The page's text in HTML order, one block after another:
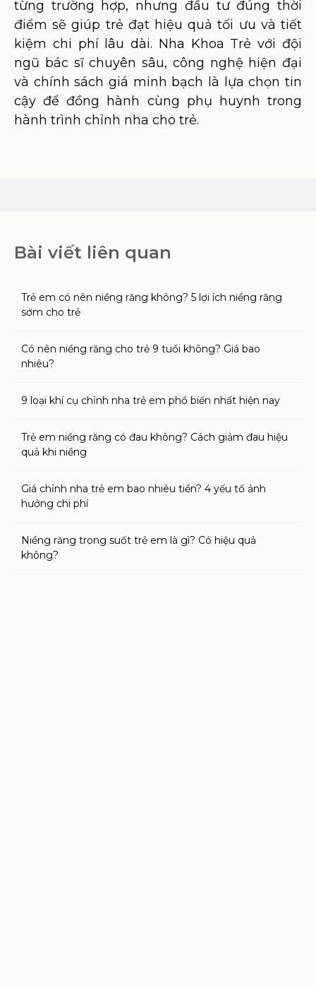
từng trường hợp, nhưng đầu tư đúng thời
điểm sẽ giúp trẻ đạt hiệu quả tối ưu và tiết
kiệm chi phí lâu dài. Nha Khoa Trẻ với đội
ngũ bác sĩ chuyên sâu, công nghệ hiện đại
và chính sách giá minh bạch là lựa chọn tin
cậy để đồng hành cùng phụ huynh trong
hành trình chỉnh nha cho trẻ.
Bài viết liên quan
Trẻ em có nên niềng răng không? 5 lợi ích niềng răng
sớm cho trẻ
Có nên niềng răng cho trẻ 9 tuổi không? Giá bao
nhiêu?
9 loại khí cụ chỉnh nha trẻ em phổ biến nhất hiện nay
Trẻ em niềng răng có đau không? Cách giảm đau hiệu
quả khi niềng
Giá chỉnh nha trẻ em bao nhiêu tiền? 4 yếu tố ảnh
hưởng chi phí
Niềng răng trong suốt trẻ em là gì? Có hiệu quả
không?